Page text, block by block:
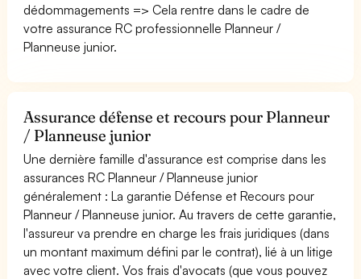
dédommagements => Cela rentre dans le cadre de
votre assurance RC professionnelle Planneur /
Planneuse junior.
Assurance défense et recours pour Planneur
/ Planneuse junior
Une dernière famille d'assurance est comprise dans les
assurances RC Planneur / Planneuse junior
généralement : La garantie Défense et Recours pour
Planneur / Planneuse junior. Au travers de cette garantie,
l'assureur va prendre en charge les frais juridiques (dans
un montant maximum défini par le contrat), lié à un litige
avec votre client. Vos frais d'avocats (que vous pouvez